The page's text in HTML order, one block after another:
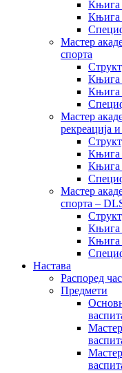
Књига
Књига
Мастер
спорта
Књига
Књига
Мастер
рекреација
Књига
Књига
Мастер
спорта –
Књига
Књига
Настава
Распоред
Предмети